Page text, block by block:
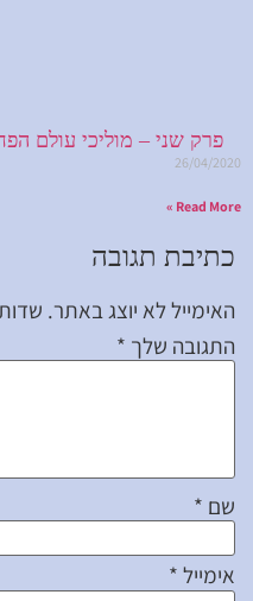
פרק שני – מוליכי עולם
26/04/2020
Read More »
כתיבת תגובה
האימייל לא יוצג באתר.
התגובה שלך *
שם *
אימייל *